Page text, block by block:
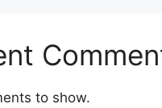
to show.